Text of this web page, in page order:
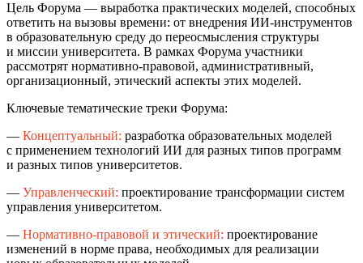
Цель Форума — выработка практических моделей, способных
ответить на вызовы времени: от внедрения ИИ-инструментов
в образовательную среду до переосмысления структуры
и миссии университета. В рамках Форума участники
рассмотрят нормативно-правовой, административный,
организационный, этический аспекты этих моделей.
Ключевые тематические треки Форума:
— Концептуальный: разработка образовательных моделей
с применением технологий ИИ для разных типов программ
и разных типов университетов.
— Управленческий: проектирование трансформации систем
управления университетом.
— Нормативно-правовой и этический: проектирование
изменений в норме права, необходимых для реализации